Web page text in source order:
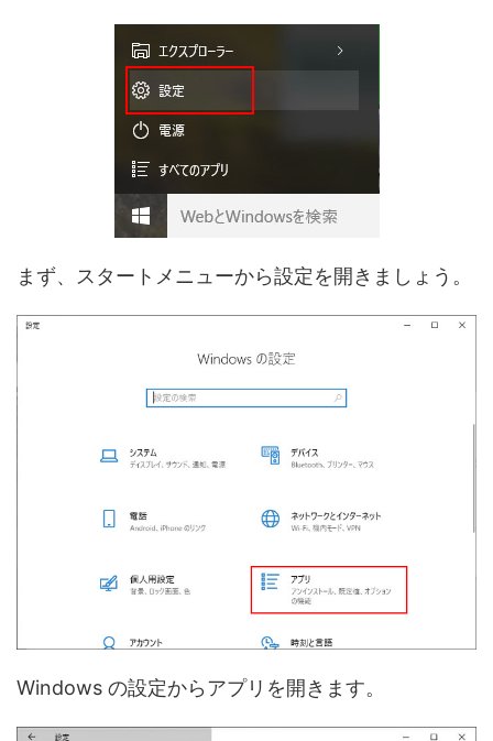
まず、スタートメニューから設定を開きましょう。
Windows の設定からアプリを開きます。